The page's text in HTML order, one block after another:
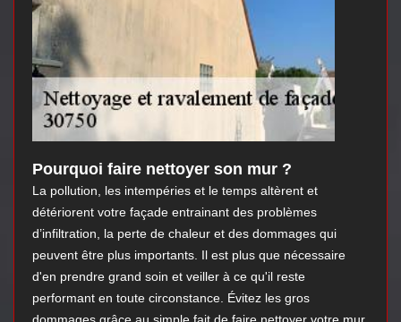
Pourquoi faire nettoyer son mur ?
La pollution, les intempéries et le temps altèrent et
détériorent votre façade entrainant des problèmes
d’infiltration, la perte de chaleur et des dommages qui
peuvent être plus importants. Il est plus que nécessaire
d'en prendre grand soin et veiller à ce qu'il reste
performant en toute circonstance. Évitez les gros